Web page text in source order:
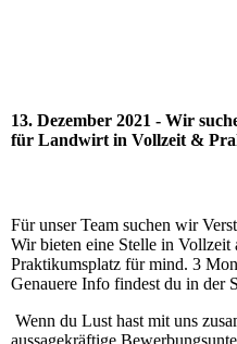
13. Dezember 2021 - Wir
für Landwirt in Vollzeit &
Für unser Team suchen wir
Wir bieten eine Stelle in Vollzeit
Praktikumsplatz für mind. 3
Genauere Info findest du in der
Wenn du Lust hast mit uns
aussagekräftige